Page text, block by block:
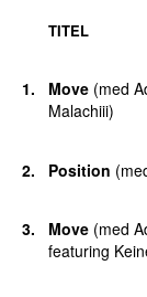
TITEL
1. Move (med
Malachiii)
2. Position (
3. Move (med
featuring